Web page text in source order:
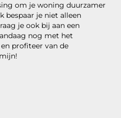
om je woning duurzamer
bespaar je niet alleen
je ook bij aan een
nog met het
profiteer van de